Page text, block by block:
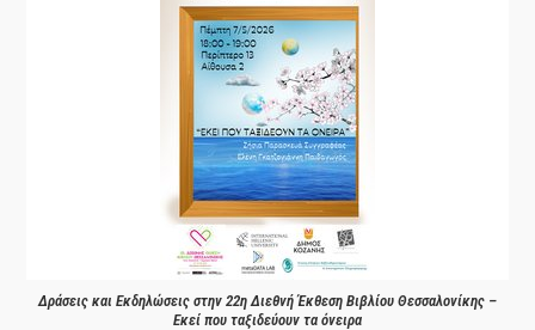
Δράσεις και Εκδηλώσεις στην 22η Διεθνή Έκθεση Βιβλίου Θεσσαλονίκης –
Εκεί που ταξιδεύουν τα όνειρα